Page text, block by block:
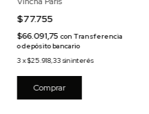
$77.755
$66.091,75con Transferencia
o depósito bancario
3 x$25.918,33 sin interés